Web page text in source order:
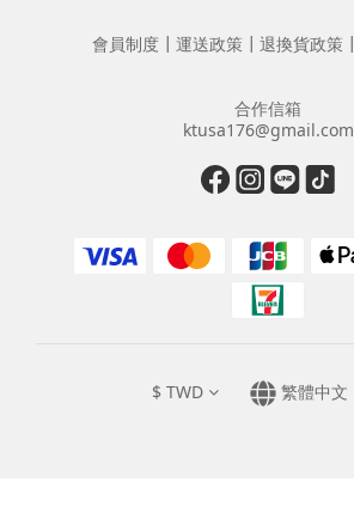
會員制度 ┃ 運送政策 ┃ 退換貨政策 ┃
合作信箱
ktusa176@gmail.com
$ TWD 繁體中文